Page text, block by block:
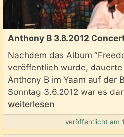
Anthony B 3.6.2012
Nachdem das Album
veröffentlich wurde,
Anthony B im Yaam auf der
Sonntag 3.6.2012 war es
weiterlesen
veröffentlicht am